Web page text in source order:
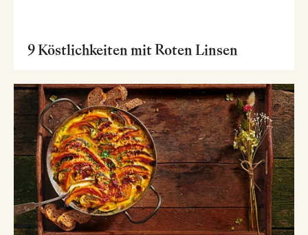
9 Köstlichkeiten mit Roten Linsen